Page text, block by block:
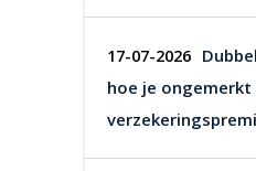
17-07-2026
hoe je ongemerkt